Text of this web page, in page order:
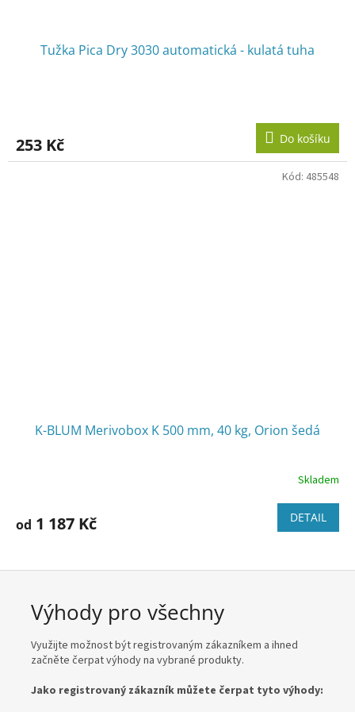
Tužka Pica Dry 3030 automatická - kulatá tuha
253 Kč Do košíku
K-BLUM Merivobox K 500 mm, 40 kg, Orion šedá
Skladem
od 1 187 Kč DETAIL
Kód: 485548
Výhody pro všechny
Využijte možnost být registrovaným zákazníkem a ihned
začněte čerpat výhody na vybrané produkty.
Jako registrovaný zákazník můžete čerpat tyto výhody: